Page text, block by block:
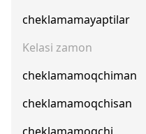
cheklamamayaptilar
Kelasi zamon
cheklamamoqchiman
cheklamamoqchisan